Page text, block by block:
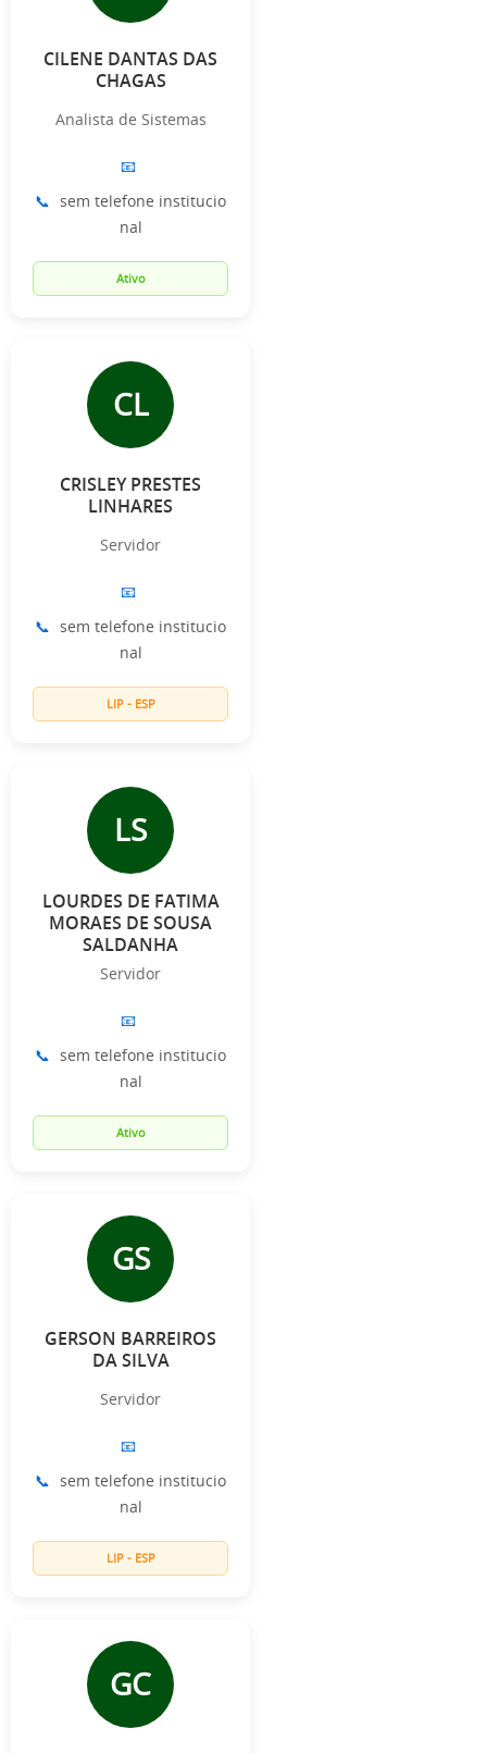
CILENE DANTAS DAS
CHAGAS
Analista de Sistemas
📧
📞 sem telefone institucio
nal
Ativo
CL
CRISLEY PRESTES
LINHARES
Servidor
📧
📞 sem telefone institucio
nal
LIP - ESP
LS
LOURDES DE FATIMA
MORAES DE SOUSA
SALDANHA
Servidor
📧
📞 sem telefone institucio
nal
Ativo
GS
GERSON BARREIROS
DA SILVA
Servidor
📧
📞 sem telefone institucio
nal
LIP - ESP
GC